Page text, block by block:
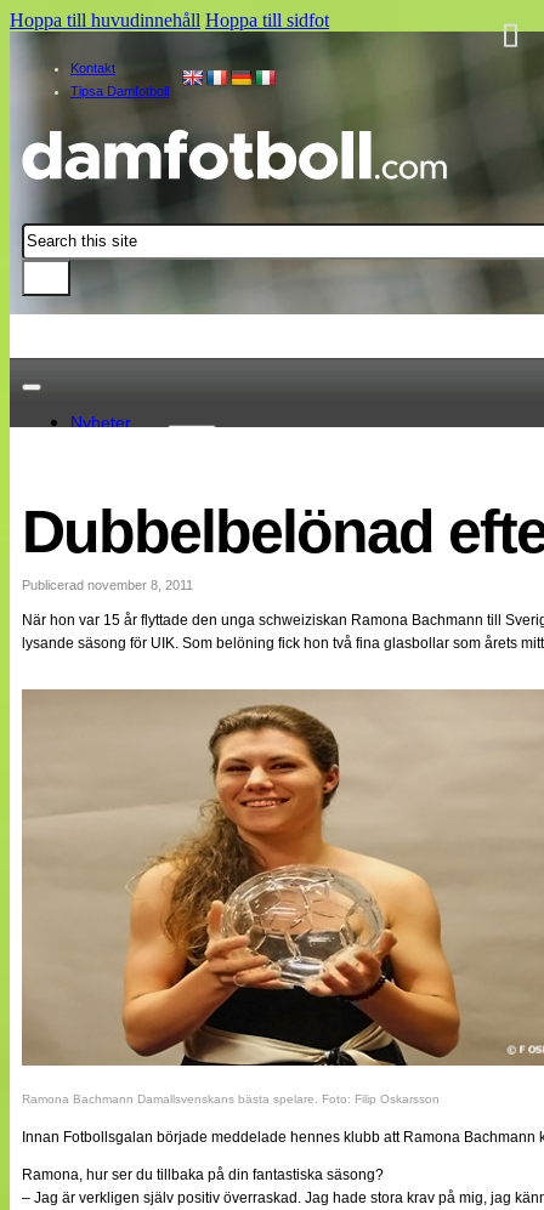
Hoppa till huvudinnehåll Hoppa till sidfot
Kontakt
Tipsa Damfotboll
Sök
Nyheter
Landslaget
EM 2013
Internationellt
Bildreportage
Bloggar
Lagen
Cuper
Annonsera
Statistik
Tipsa Damfotboll
Kontakt
Dubbelbelönad
Publicerad november 8, 2011
När hon var 15 år flyttade den unga schweiziskan Ramona Bachmann till
lysande säsong för UIK. Som belöning fick hon två fina glasbollar som årets
Ramona Bachmann Damallsvenskans bästa spelare. Foto: Filip Oskarsson
Innan Fotbollsgalan började meddelade hennes klubb att Ramona Bachmann
Ramona, hur ser du tillbaka på din fantastiska säsong?
– Jag är verkligen själv positiv överraskad. Jag hade stora krav på mig, jag